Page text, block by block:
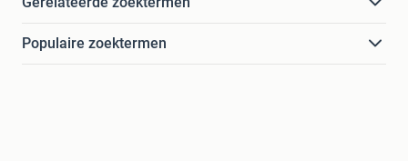
Populaire zoektermen